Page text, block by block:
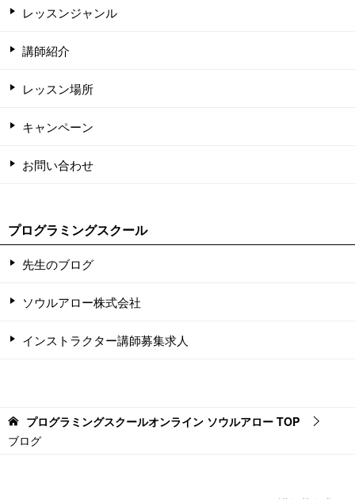
レッスンジャンル
講師紹介
レッスン場所
キャンペーン
お問い合わせ
プログラミングスクール
先生のブログ
ソウルアロー株式会社
インストラクター講師募集求人
プログラミングスクールオンライン ソウルアロー TOP
ブログ